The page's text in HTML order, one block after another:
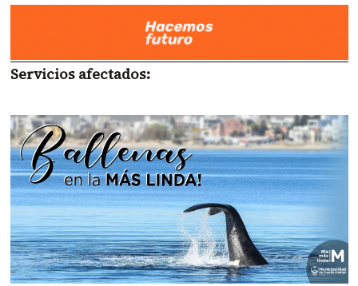
Servicios afectados: